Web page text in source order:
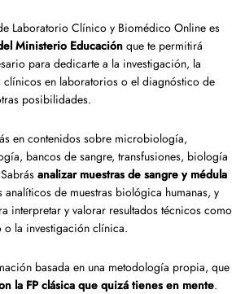
Laboratorio Clínico y Biomédico Online es
Ministerio Educación que te permitirá
para dedicarte a la investigación, la
clínicos en laboratorios o el diagnóstico de
posibilidades.
en contenidos sobre microbiología,
bancos de sangre, transfusiones, biología
analizar muestras de sangre y médula
analíticos de muestras biológica humanas, y
interpretar y valorar resultados técnicos como
la investigación clínica.
basada en una metodología propia, que
la FP clásica que quizá tienes en mente.